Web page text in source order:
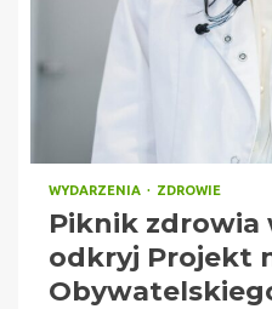
WYDARZENIA ZDROWIE
Piknik zdrowia
odkryj Projekt